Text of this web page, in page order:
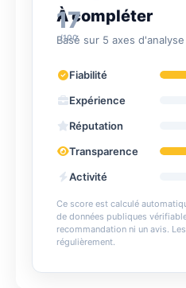
17
/100
À compléter
Basé sur 5 axes
Fiabilité
Expérience
Réputation
Transparence
Activité
Ce score est calculé
de données publiques
recommandation ni un avis.
régulièrement.